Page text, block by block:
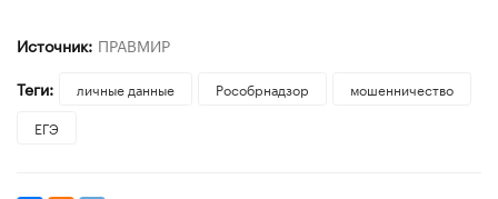
Источник: ПРАВМИР
Теги:
личные данные Рособрнадзор
мошенничество
ЕГЭ